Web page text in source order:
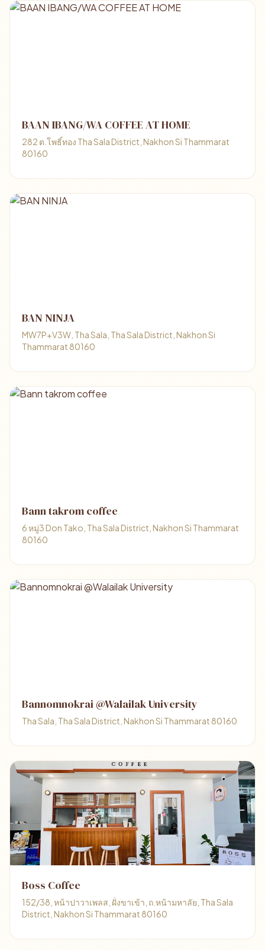
BAAN IBANG/WA COFFEE AT HOME
282 ต.โพธิ์ทอง Tha Sala District, Nakhon Si Thammarat
80160
BAN NINJA
MW7P+V3W, Tha Sala, Tha Sala District, Nakhon Si
Thammarat 80160
Bann takrom coffee
6 หมู่3 Don Tako, Tha Sala District, Nakhon Si Thammarat
80160
Bannomnokrai @Walailak University
Tha Sala, Tha Sala District, Nakhon Si Thammarat 80160
Boss Coffee
152/38, หน้าปาวาเพลส, ฝั่งขาเข้า, ถ.หน้ามหาลัย, Tha Sala
District, Nakhon Si Thammarat 80160